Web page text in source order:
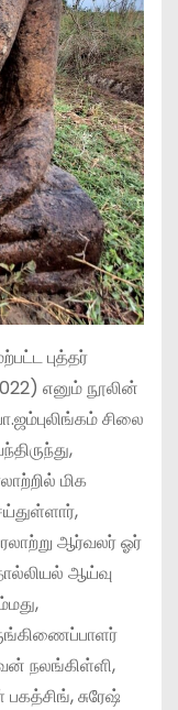
புத்தர்
எனும் நூலின்
சிலை
மிக
ஆர்வலர் ஓர்
ஆய்வு
நலங்கிள்ளி,
சுரேஷ்